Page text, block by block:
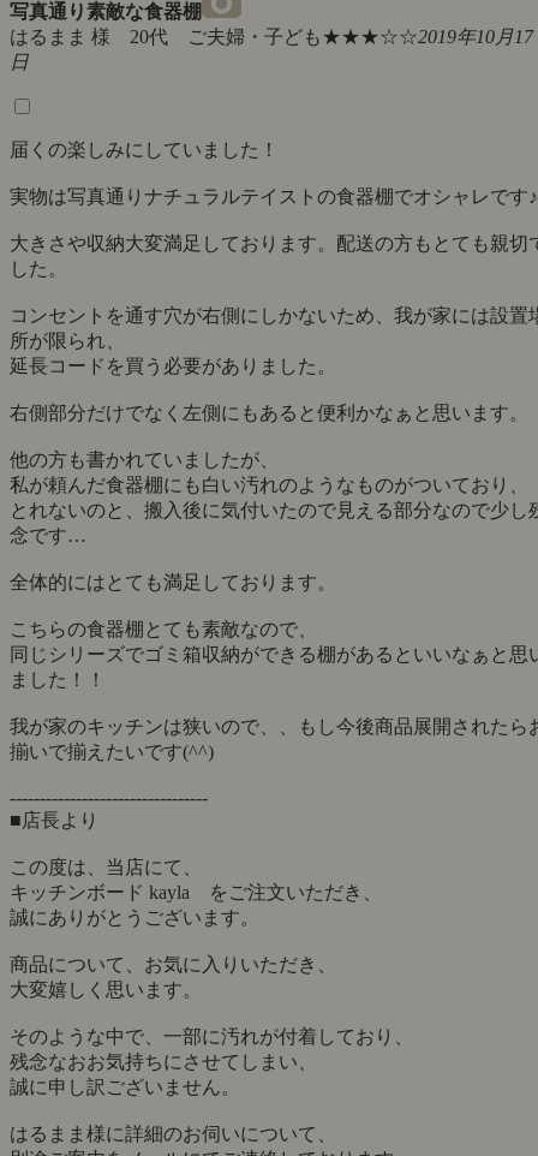
写真通り素敵な食器棚
はるまま 様 20代 ご夫婦・子ども★★★☆☆2019年10月17
日
届くの楽しみにしていました！
実物は写真通りナチュラルテイストの食器棚でオシャレです♪
大きさや収納大変満足しております。配送の方もとても親切
した。
コンセントを通す穴が右側にしかないため、我が家には設置
所が限られ、
延長コードを買う必要がありました。
右側部分だけでなく左側にもあると便利かなぁと思います。
他の方も書かれていましたが、
私が頼んだ食器棚にも白い汚れのようなものがついており、
とれないのと、搬入後に気付いたので見える部分なので少し
念です…
全体的にはとても満足しております。
こちらの食器棚とても素敵なので、
同じシリーズでゴミ箱収納ができる棚があるといいなぁと思
ました！！
我が家のキッチンは狭いので、、もし今後商品展開されたら
揃いで揃えたいです(^^)
---------------------------------
■店長より
この度は、当店にて、
キッチンボード kayla をご注文いただき、
誠にありがとうございます。
商品について、お気に入りいただき、
大変嬉しく思います。
そのような中で、一部に汚れが付着しており、
残念なおお気持ちにさせてしまい、
誠に申し訳ございません。
はるまま様に詳細のお伺いについて、